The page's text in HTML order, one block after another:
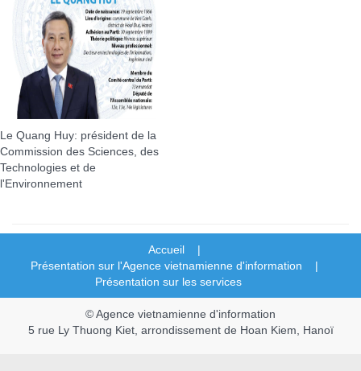
Le Quang Huy: président de la
Commission des Sciences, des
Technologies et de
l'Environnement
Accueil |
Présentation sur l'Agence vietnamienne d'information |
Présentation sur les services
© Agence vietnamienne d'information
5 rue Ly Thuong Kiet, arrondissement de Hoan Kiem, Hanoï